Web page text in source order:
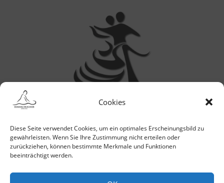
Cookies
Diese Seite verwendet Cookies, um ein optimales Erscheinungsbild zu
gewährleisten. Wenn Sie Ihre Zustimmung nicht erteilen oder
zurückziehen, können bestimmte Merkmale und Funktionen
beeinträchtigt werden.
E-MAIL